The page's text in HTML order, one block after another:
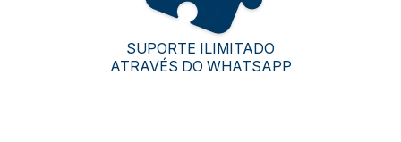
SUPORTE ILIMITADO
ATRAVÉS DO WHATSAPP